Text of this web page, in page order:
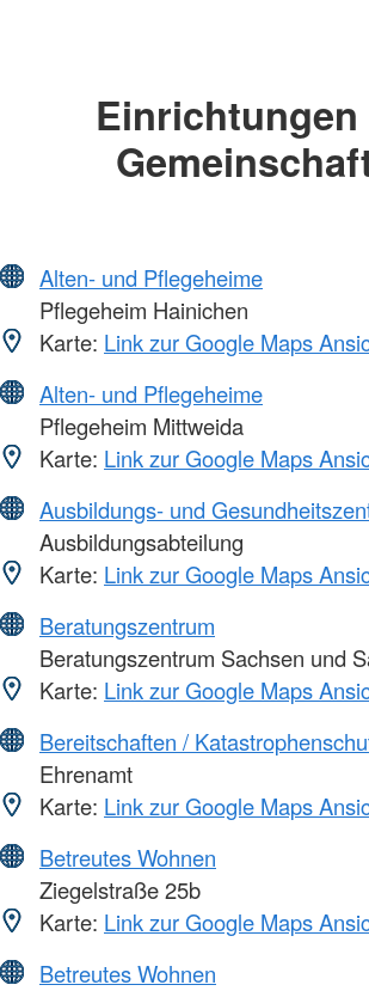
Einrichtungen
Alten- und Pflegeheime
Pflegeheim Hainichen
Karte: Link zur Google Maps
Alten- und Pflegeheime
Pflegeheim Mittweida
Karte: Link zur Google Maps
Ausbildungs- und
Ausbildungsabteilung
Karte: Link zur Google Maps
Beratungszentrum
Beratungszentrum Sachsen und
Karte: Link zur Google Maps
Bereitschaften /
Ehrenamt
Karte: Link zur Google Maps
Betreutes Wohnen
Ziegelstraße 25b
Karte: Link zur Google Maps
Betreutes Wohnen